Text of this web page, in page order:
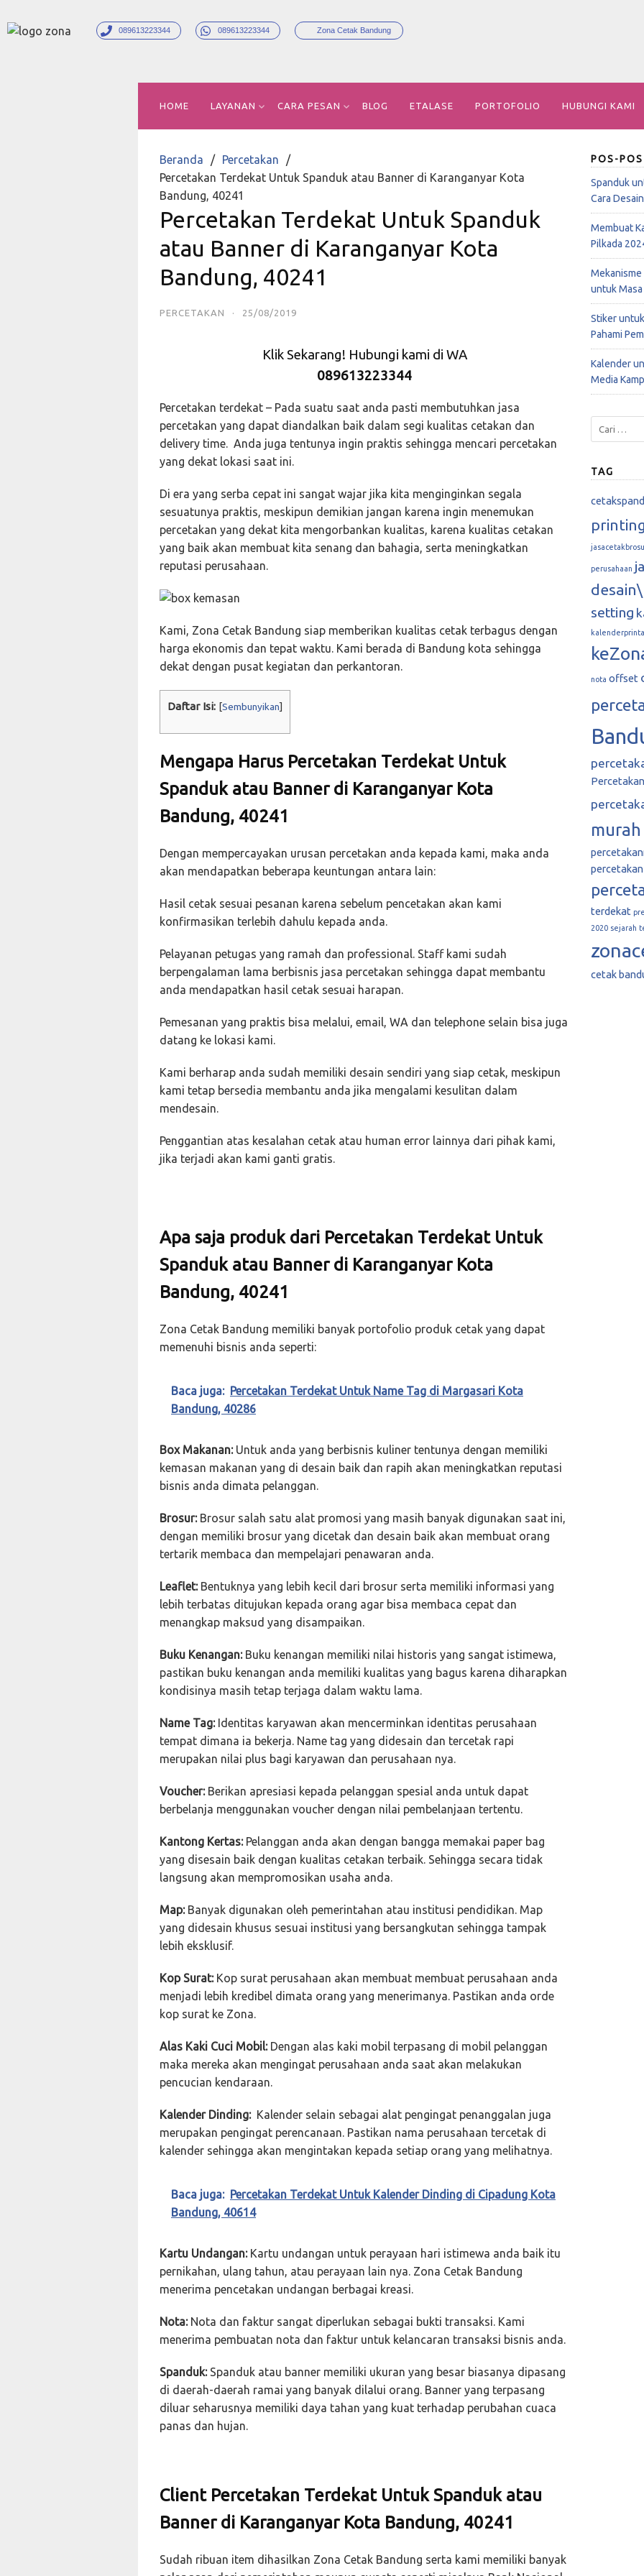
089613223344 089613223344 Zona Cetak Bandung
HOME LAYANAN CARA PESAN BLOG ETALASE PORTOFOLIO HUBUNGI KAMI
Beranda
Percetakan
Percetakan Terdekat Untuk Spanduk atau Banner di Karanganyar Kota
Bandung, 40241
Percetakan Terdekat Untuk Spanduk
atau Banner di Karanganyar Kota
Bandung, 40241
PERCETAKAN · 25/08/2019
Klik Sekarang! Hubungi kami di WA
089613223344
Percetakan terdekat – Pada suatu saat anda pasti membutuhkan jasa
percetakan yang dapat diandalkan baik dalam segi kualitas cetakan dan
delivery time. Anda juga tentunya ingin praktis sehingga mencari percetakan
yang dekat lokasi saat ini.
Di era yang serba cepat ini sangat wajar jika kita menginginkan segala
sesuatunya praktis, meskipun demikian jangan karena ingin menemukan
percetakan yang dekat kita mengorbankan kualitas, karena kualitas cetakan
yang baik akan membuat kita senang dan bahagia, serta meningkatkan
reputasi perusahaan.
Kami, Zona Cetak Bandung siap memberikan kualitas cetak terbagus dengan
harga ekonomis dan tepat waktu. Kami berada di Bandung kota sehingga
dekat dengan pusat kegiatan dan perkantoran.
Daftar Isi: [Sembunyikan]
Mengapa Harus Percetakan Terdekat Untuk
Spanduk atau Banner di Karanganyar Kota
Bandung, 40241
Dengan mempercayakan urusan percetakan anda kepada kami, maka anda
akan mendapatkan beberapa keuntungan antara lain:
Hasil cetak sesuai pesanan karena sebelum pencetakan akan kami
konfirmasikan terlebih dahulu kepada anda.
Pelayanan petugas yang ramah dan professional. Staff kami sudah
berpengalaman lama berbisnis jasa percetakan sehingga dapat membantu
anda mendapatkan hasil cetak sesuai harapan.
Pemesanan yang praktis bisa melalui, email, WA dan telephone selain bisa juga
datang ke lokasi kami.
Kami berharap anda sudah memiliki desain sendiri yang siap cetak, meskipun
kami tetap bersedia membantu anda jika mengalami kesulitan dalam
mendesain.
Penggantian atas kesalahan cetak atau human error lainnya dari pihak kami,
jika terjadi akan kami ganti gratis.
Apa saja produk dari Percetakan Terdekat Untuk
Spanduk atau Banner di Karanganyar Kota
Bandung, 40241
Zona Cetak Bandung memiliki banyak portofolio produk cetak yang dapat
memenuhi bisnis anda seperti:
Baca juga: Percetakan Terdekat Untuk Name Tag di Margasari Kota
Bandung, 40286
Box Makanan:Untuk anda yang berbisnis kuliner tentunya dengan memiliki
kemasan makanan yang di desain baik dan rapih akan meningkatkan reputasi
bisnis anda dimata pelanggan.
Brosur:Brosur salah satu alat promosi yang masih banyak digunakan saat ini,
dengan memiliki brosur yang dicetak dan desain baik akan membuat orang
tertarik membaca dan mempelajari penawaran anda.
Leaflet:Bentuknya yang lebih kecil dari brosur serta memiliki informasi yang
lebih terbatas ditujukan kepada orang agar bisa membaca cepat dan
menangkap maksud yang disampaikan.
Buku Kenangan:Buku kenangan memiliki nilai historis yang sangat istimewa,
pastikan buku kenangan anda memiliki kualitas yang bagus karena diharapkan
kondisinya masih tetap terjaga dalam waktu lama.
Name Tag:Identitas karyawan akan mencerminkan identitas perusahaan
tempat dimana ia bekerja. Name tag yang didesain dan tercetak rapi
merupakan nilai plus bagi karyawan dan perusahaan nya.
Voucher:Berikan apresiasi kepada pelanggan spesial anda untuk dapat
berbelanja menggunakan voucher dengan nilai pembelanjaan tertentu.
Kantong Kertas:Pelanggan anda akan dengan bangga memakai paper bag
yang disesain baik dengan kualitas cetakan terbaik. Sehingga secara tidak
langsung akan mempromosikan usaha anda.
Map:Banyak digunakan oleh pemerintahan atau institusi pendidikan. Map
yang didesain khusus sesuai institusi yang bersangkutan sehingga tampak
lebih eksklusif.
Kop Surat:Kop surat perusahaan akan membuat membuat perusahaan anda
menjadi lebih kredibel dimata orang yang menerimanya. Pastikan anda orde
kop surat ke Zona.
Alas Kaki Cuci Mobil:Dengan alas kaki mobil terpasang di mobil pelanggan
maka mereka akan mengingat perusahaan anda saat akan melakukan
pencucian kendaraan.
Kalender Dinding:Kalender selain sebagai alat pengingat penanggalan juga
merupakan pengingat perencanaan. Pastikan nama perusahaan tercetak di
kalender sehingga akan mengintakan kepada setiap orang yang melihatnya.
Baca juga: Percetakan Terdekat Untuk Kalender Dinding di Cipadung Kota
Bandung, 40614
Kartu Undangan:Kartu undangan untuk perayaan hari istimewa anda baik itu
pernikahan, ulang tahun, atau perayaan lain nya. Zona Cetak Bandung
menerima pencetakan undangan berbagai kreasi.
Nota:Nota dan faktur sangat diperlukan sebagai bukti transaksi. Kami
menerima pembuatan nota dan faktur untuk kelancaran transaksi bisnis anda.
Spanduk:Spanduk atau banner memiliki ukuran yang besar biasanya dipasang
di daerah-daerah ramai yang banyak dilalui orang. Banner yang terpasang
diluar seharusnya memiliki daya tahan yang kuat terhadap perubahan cuaca
panas dan hujan.
Client Percetakan Terdekat Untuk Spanduk atau
Banner di Karanganyar Kota Bandung, 40241
Sudah ribuan item dihasilkan Zona Cetak Bandung serta kami memiliki banyak
POS-
Spanduk
Cara
Membuat
Pilkada
Mekanisme
untuk
Stiker
Pahami
Kalender
Media
TAG
perusahaan
desain\
setting
nota offset
terdekat
2020 sejarah
cetak